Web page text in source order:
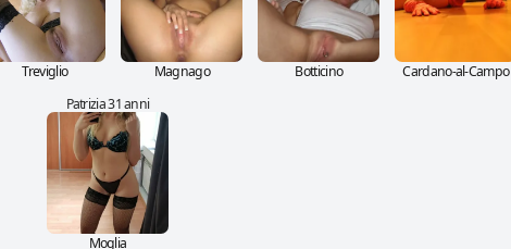
Treviglio Magnago Botticino Cardano-al-Campo
Patrizia 31 anni
Moglia